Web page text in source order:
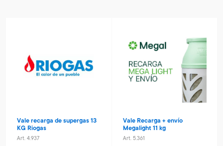
Vale recarga de supergas 13
KG Riogas
Art. 4.937
Vale Recarga + envío
Megalight 11 kg
Art. 5.361